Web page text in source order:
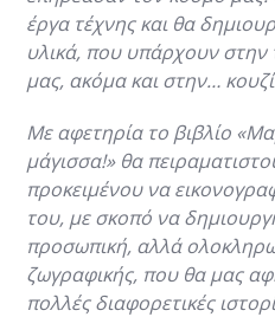
έργα τέχνης και θα
υλικά, που υπάρχουν
μας, ακόμα και στην…
Με αφετηρία το βιβλίο
μάγισσα!» θα
προκειμένου να
του, με σκοπό να
προσωπική, αλλά
ζωγραφικής, που θα μας
πολλές διαφορετικές